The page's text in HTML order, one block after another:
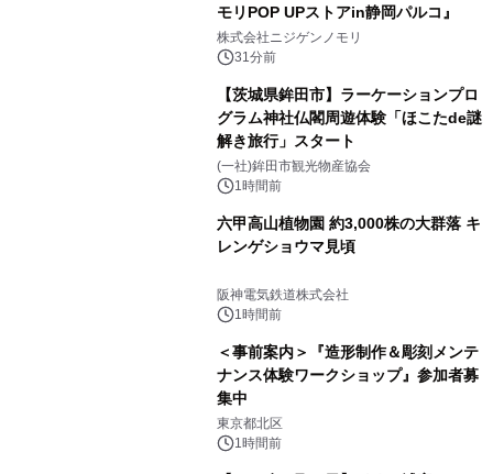
モリPOP UPストアin静岡パルコ』
株式会社ニジゲンノモリ
31分前
【茨城県鉾田市】ラーケーションプロ
グラム神社仏閣周遊体験「ほこたde謎
解き旅行」スタート
(一社)鉾田市観光物産協会
1時間前
六甲高山植物園 約3,000株の大群落 キ
レンゲショウマ見頃
阪神電気鉄道株式会社
1時間前
＜事前案内＞『造形制作＆彫刻メンテ
ナンス体験ワークショップ』参加者募
集中
東京都北区
1時間前